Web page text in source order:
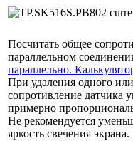
Посчитать общее
параллельном
параллельно.
При удаления одного
сопротивление датчика
примерно
Не рекомендуется
яркость свечения экрана.